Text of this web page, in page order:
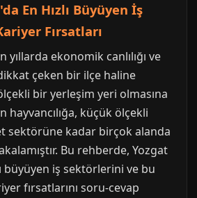
En Hızlı Büyüyen İş
Fırsatları
yıllarda ekonomik canlılığı ve
çeken bir ilçe haline
bir yerleşim yeri olmasına
hayvancılığa, küçük ölçekli
sektörüne kadar birçok alanda
Bu rehberde, Yozgat
büyüyen iş sektörlerini ve bu
fırsatlarını soru-cevap